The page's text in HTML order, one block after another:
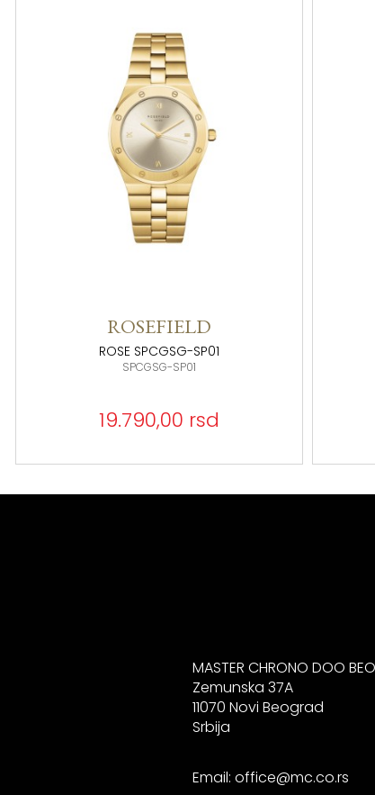
ROSEFIELD
ROSE SPCGSG-SP01
SPCGSG-SP01
19.790,00 rsd
MASTER CHRONO DOO
Zemunska 37A
11070 Novi Beograd
Srbija
Email: office@mc.co.rs